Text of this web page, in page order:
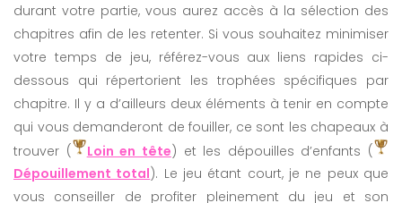
durant votre partie, vous aurez accès à la sélection des
chapitres afin de les retenter. Si vous souhaitez minimiser
votre temps de jeu, référez-vous aux liens rapides ci-
dessous qui répertorient les trophées spécifiques par
chapitre. Il y a d’ailleurs deux éléments à tenir en compte
qui vous demanderont de fouiller, ce sont les chapeaux à
trouver (
Loin en tête) et les dépouilles d’enfants (
Dépouillement total). Le jeu étant court, je ne peux que
vous conseiller de profiter pleinement du jeu et son